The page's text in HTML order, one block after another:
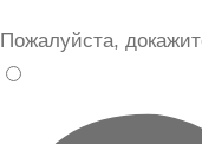
Пожалуйста,